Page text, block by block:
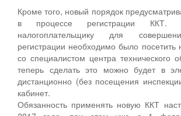
Кроме того, новый порядок
в процессе регистрации ККТ.
налогоплательщику для
регистрации необходимо было посетить
со специалистом центра технического
теперь сделать это можно будет в
дистанционно (без посещения
кабинет.
Обязанность применять новую ККТ